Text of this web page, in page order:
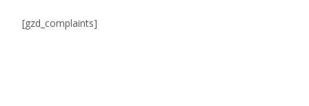
[gzd_complaints]